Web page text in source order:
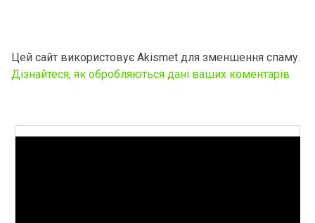
Цей сайт використовує Akismet для зменшення спаму.
Дізнайтеся, як обробляються дані ваших коментарів.